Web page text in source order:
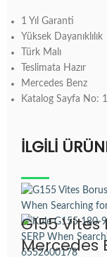
1 Yıl Garanti
Yüksek Dayanıklılık
Türk Malı
Teslimata Hazır
Mercedes Benz
Katalog Sayfa No:
İLGILI
G155
Mercedes